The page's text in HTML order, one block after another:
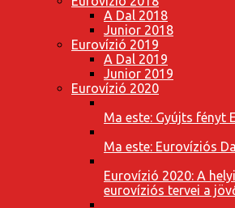
A Dal 2018
Junior 2018
Eurovízió 2019
A Dal 2019
Junior 2019
Eurovízió 2020
Ma este: Gyújts fényt
Ma este: Eurovíziós
Eurovízió 2020: A
eurovíziós tervei a